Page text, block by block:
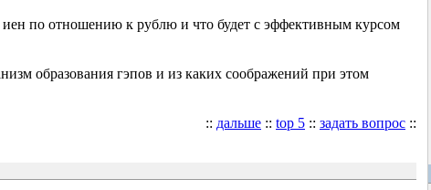
иен по отношению к рублю и что будет с эффективным курсом
образования гэпов и из каких соображений при этом
:: дальше :: top 5 :: задать вопрос ::